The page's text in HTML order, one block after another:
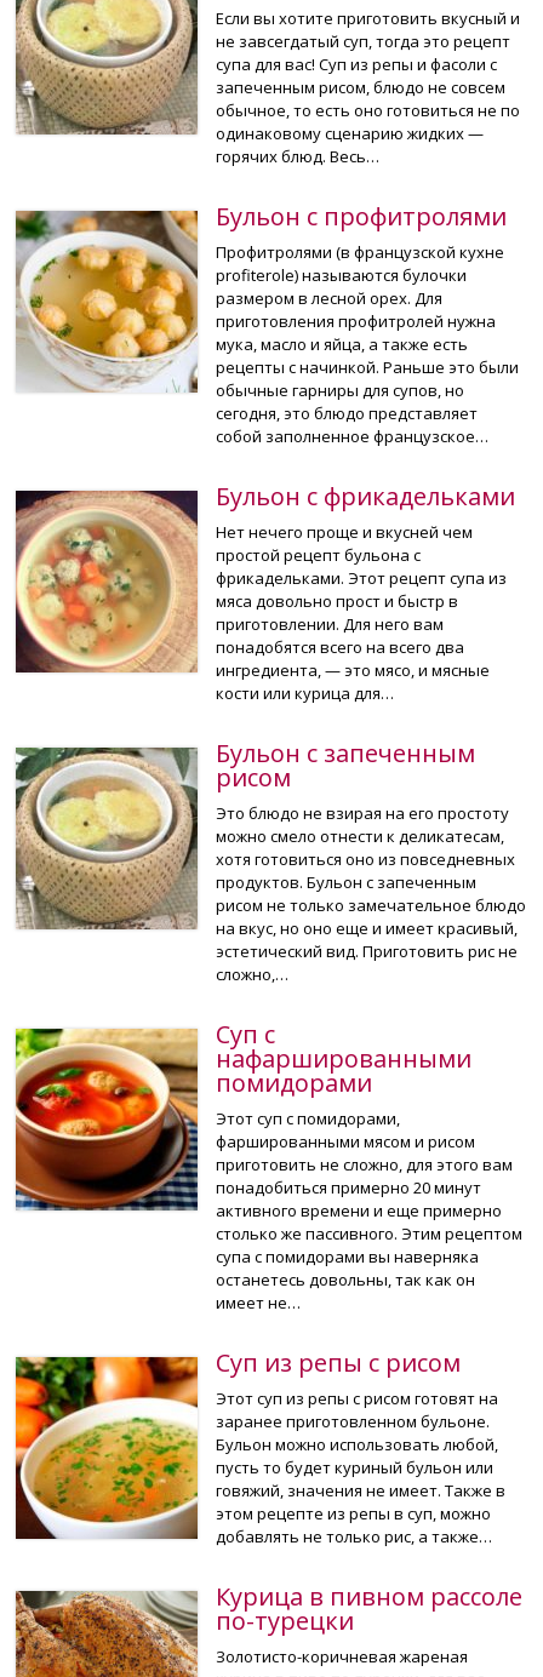
Если вы хотите приготовить вкусный и
не завсегдатый суп, тогда это рецепт
супа для вас! Суп из репы и фасоли с
запеченным рисом, блюдо не совсем
обычное, то есть оно готовиться не по
одинаковому сценарию жидких —
горячих блюд. Весь…
Бульон с профитролями
Профитролями (в французской кухне
profiterole) называются булочки
размером в лесной орех. Для
приготовления профитролей нужна
мука, масло и яйца, а также есть
рецепты с начинкой. Раньше это были
обычные гарниры для супов, но
сегодня, это блюдо представляет
собой заполненное французское…
Бульон с фрикадельками
Нет нечего проще и вкусней чем
простой рецепт бульона с
фрикадельками. Этот рецепт супа из
мяса довольно прост и быстр в
приготовлении. Для него вам
понадобятся всего на всего два
ингредиента, — это мясо, и мясные
кости или курица для…
Бульон с запеченным
рисом
Это блюдо не взирая на его простоту
можно смело отнести к деликатесам,
хотя готовиться оно из повседневных
продуктов. Бульон с запеченным
рисом не только замечательное блюдо
на вкус, но оно еще и имеет красивый,
эстетический вид. Приготовить рис не
сложно,…
Суп с
нафаршированными
помидорами
Этот суп с помидорами,
фаршированными мясом и рисом
приготовить не сложно, для этого вам
понадобиться примерно 20 минут
активного времени и еще примерно
столько же пассивного. Этим рецептом
супа с помидорами вы наверняка
останетесь довольны, так как он
имеет не…
Суп из репы с рисом
Этот суп из репы с рисом готовят на
заранее приготовленном бульоне.
Бульон можно использовать любой,
пусть то будет куриный бульон или
говяжий, значения не имеет. Также в
этом рецепте из репы в суп, можно
добавлять не только рис, а также…
Курица в пивном рассоле
по-турецки
Золотисто-коричневая жареная